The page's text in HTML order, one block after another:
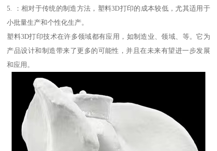
5. ：相对于传统的制造方法，塑料3D打印的成本较低，尤其适用于
小批量生产和个性化生产。
塑料3D打印技术在许多领域都有应用，如制造业、领域、等。它为
产品设计和制造带来了更多的可能性，并且在未来有望进一步发展
和应用。